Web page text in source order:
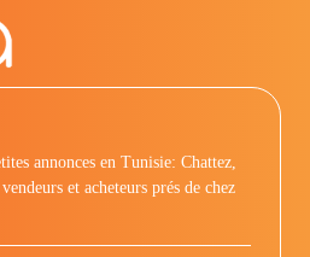
annonces en Tunisie: Chattez,
et acheteurs prés de chez